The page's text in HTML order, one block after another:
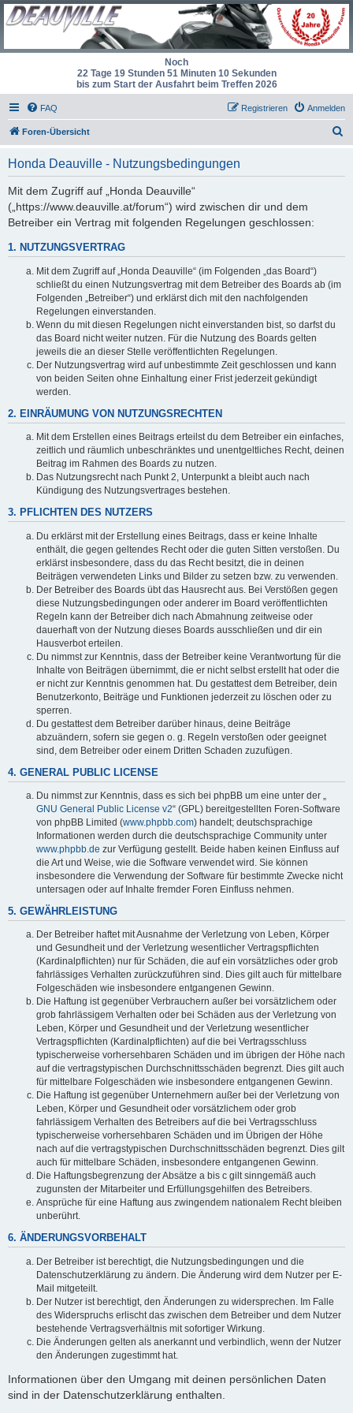
Noch
22 Tage 19 Stunden 51 Minuten 10 Sekunden
bis zum Start der Ausfahrt beim Treffen 2026
FAQ Anmelden
Registrieren
Foren-Übersicht
Honda Deauville - Nutzungsbedingungen
Mit dem Zugriff auf „Honda Deauville“
(„https://www.deauville.at/forum“) wird zwischen dir und dem
Betreiber ein Vertrag mit folgenden Regelungen geschlossen:
1. NUTZUNGSVERTRAG
Mit dem Zugriff auf „Honda Deauville“ (im Folgenden „das Board“)
schließt du einen Nutzungsvertrag mit dem Betreiber des Boards ab (im
Folgenden „Betreiber“) und erklärst dich mit den nachfolgenden
Regelungen einverstanden.
Wenn du mit diesen Regelungen nicht einverstanden bist, so darfst du
das Board nicht weiter nutzen. Für die Nutzung des Boards gelten
jeweils die an dieser Stelle veröffentlichten Regelungen.
Der Nutzungsvertrag wird auf unbestimmte Zeit geschlossen und kann
von beiden Seiten ohne Einhaltung einer Frist jederzeit gekündigt
werden.
2. EINRÄUMUNG VON NUTZUNGSRECHTEN
Mit dem Erstellen eines Beitrags erteilst du dem Betreiber ein einfaches,
zeitlich und räumlich unbeschränktes und unentgeltliches Recht, deinen
Beitrag im Rahmen des Boards zu nutzen.
Das Nutzungsrecht nach Punkt 2, Unterpunkt a bleibt auch nach
Kündigung des Nutzungsvertrages bestehen.
3. PFLICHTEN DES NUTZERS
Du erklärst mit der Erstellung eines Beitrags, dass er keine Inhalte
enthält, die gegen geltendes Recht oder die guten Sitten verstoßen. Du
erklärst insbesondere, dass du das Recht besitzt, die in deinen
Beiträgen verwendeten Links und Bilder zu setzen bzw. zu verwenden.
Der Betreiber des Boards übt das Hausrecht aus. Bei Verstößen gegen
diese Nutzungsbedingungen oder anderer im Board veröffentlichten
Regeln kann der Betreiber dich nach Abmahnung zeitweise oder
dauerhaft von der Nutzung dieses Boards ausschließen und dir ein
Hausverbot erteilen.
Du nimmst zur Kenntnis, dass der Betreiber keine Verantwortung für die
Inhalte von Beiträgen übernimmt, die er nicht selbst erstellt hat oder die
er nicht zur Kenntnis genommen hat. Du gestattest dem Betreiber, dein
Benutzerkonto, Beiträge und Funktionen jederzeit zu löschen oder zu
sperren.
Du gestattest dem Betreiber darüber hinaus, deine Beiträge
abzuändern, sofern sie gegen o. g. Regeln verstoßen oder geeignet
sind, dem Betreiber oder einem Dritten Schaden zuzufügen.
4. GENERAL PUBLIC LICENSE
Du nimmst zur Kenntnis, dass es sich bei phpBB um eine unter der „
GNU General Public License v2“ (GPL) bereitgestellten Foren-Software
von phpBB Limited (www.phpbb.com) handelt; deutschsprachige
Informationen werden durch die deutschsprachige Community unter
www.phpbb.de zur Verfügung gestellt. Beide haben keinen Einfluss auf
die Art und Weise, wie die Software verwendet wird. Sie können
insbesondere die Verwendung der Software für bestimmte Zwecke nicht
untersagen oder auf Inhalte fremder Foren Einfluss nehmen.
5. GEWÄHRLEISTUNG
Der Betreiber haftet mit Ausnahme der Verletzung von Leben, Körper
und Gesundheit und der Verletzung wesentlicher Vertragspflichten
(Kardinalpflichten) nur für Schäden, die auf ein vorsätzliches oder grob
fahrlässiges Verhalten zurückzuführen sind. Dies gilt auch für mittelbare
Folgeschäden wie insbesondere entgangenen Gewinn.
Die Haftung ist gegenüber Verbrauchern außer bei vorsätzlichem oder
grob fahrlässigem Verhalten oder bei Schäden aus der Verletzung von
Leben, Körper und Gesundheit und der Verletzung wesentlicher
Vertragspflichten (Kardinalpflichten) auf die bei Vertragsschluss
typischerweise vorhersehbaren Schäden und im übrigen der Höhe nach
auf die vertragstypischen Durchschnittsschäden begrenzt. Dies gilt auch
für mittelbare Folgeschäden wie insbesondere entgangenen Gewinn.
Die Haftung ist gegenüber Unternehmern außer bei der Verletzung von
Leben, Körper und Gesundheit oder vorsätzlichem oder grob
fahrlässigem Verhalten des Betreibers auf die bei Vertragsschluss
typischerweise vorhersehbaren Schäden und im Übrigen der Höhe
nach auf die vertragstypischen Durchschnittsschäden begrenzt. Dies gilt
auch für mittelbare Schäden, insbesondere entgangenen Gewinn.
Die Haftungsbegrenzung der Absätze a bis c gilt sinngemäß auch
zugunsten der Mitarbeiter und Erfüllungsgehilfen des Betreibers.
Ansprüche für eine Haftung aus zwingendem nationalem Recht bleiben
unberührt.
6. ÄNDERUNGSVORBEHALT
Der Betreiber ist berechtigt, die Nutzungsbedingungen und die
Datenschutzerklärung zu ändern. Die Änderung wird dem Nutzer per E-
Mail mitgeteilt.
Der Nutzer ist berechtigt, den Änderungen zu widersprechen. Im Falle
des Widerspruchs erlischt das zwischen dem Betreiber und dem Nutzer
bestehende Vertragsverhältnis mit sofortiger Wirkung.
Die Änderungen gelten als anerkannt und verbindlich, wenn der Nutzer
den Änderungen zugestimmt hat.
Informationen über den Umgang mit deinen persönlichen Daten
sind in der Datenschutzerklärung enthalten.